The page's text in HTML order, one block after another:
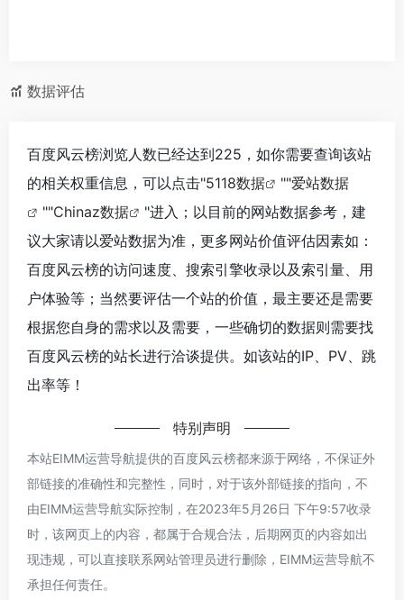
数据评估
百度风云榜浏览人数已经达到225，如你需要查询该站
的相关权重信息，可以点击"5118数据 ""爱站数据
""Chinaz数据
"进入；以目前的网站数据参考，建
议大家请以爱站数据为准，更多网站价值评估因素如：
百度风云榜的访问速度、搜索引擎收录以及索引量、用
户体验等；当然要评估一个站的价值，最主要还是需要
根据您自身的需求以及需要，一些确切的数据则需要找
百度风云榜的站长进行洽谈提供。如该站的IP、PV、跳
出率等！
特别声明
本站EIMM运营导航提供的百度风云榜都来源于网络，不保证外
部链接的准确性和完整性，同时，对于该外部链接的指向，不
由EIMM运营导航实际控制，在2023年5月26日 下午9:57收录
时，该网页上的内容，都属于合规合法，后期网页的内容如出
现违规，可以直接联系网站管理员进行删除，EIMM运营导航不
承担任何责任。